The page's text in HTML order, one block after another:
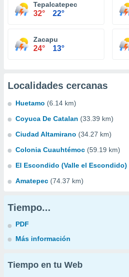
Tepalcatepec
32° 22°
Zacapu
24° 13°
Localidades cercanas
Huetamo (6.14 km)
Coyuca De Catalan (33.39 km)
Ciudad Altamirano (34.27 km)
Colonia Cuauhtémoc (59.19 km)
El Escondido (Valle el Escondido)
Amatepec (74.37 km)
Tiempo...
PDF
Más información
Tiempo en tu Web